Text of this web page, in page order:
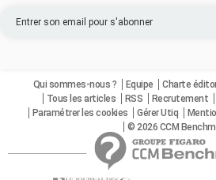
Qui sommes-nous ? Equipe Charte
Tous les articles
RSS Recrutement
Paramétrer les cookies
Gérer Utiq
© 2026 CCM